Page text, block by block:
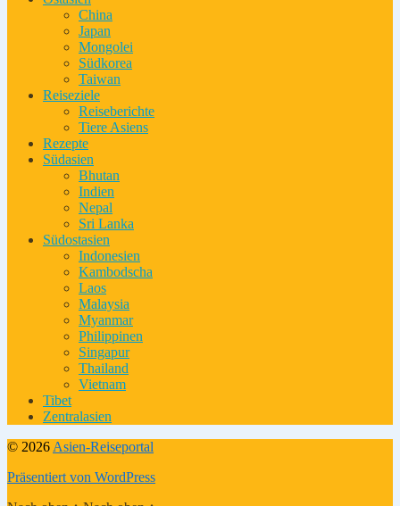
China
Japan
Mongolei
Südkorea
Taiwan
Reiseziele
Reiseberichte
Tiere Asiens
Rezepte
Südasien
Bhutan
Indien
Nepal
Sri Lanka
Südostasien
Indonesien
Kambodscha
Laos
Malaysia
Myanmar
Philippinen
Singapur
Thailand
Vietnam
Tibet
Zentralasien
© 2026 Asien-Reiseportal
Präsentiert von WordPress